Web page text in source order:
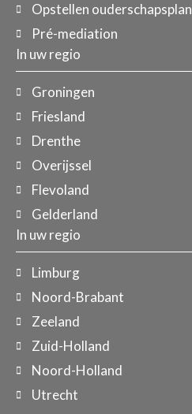
Opstellen ouderschapsplan
Pré-mediation
In uw regio
Groningen
Friesland
Drenthe
Overijssel
Flevoland
Gelderland
In uw regio
Limburg
Noord-Brabant
Zeeland
Zuid-Holland
Noord-Holland
Utrecht